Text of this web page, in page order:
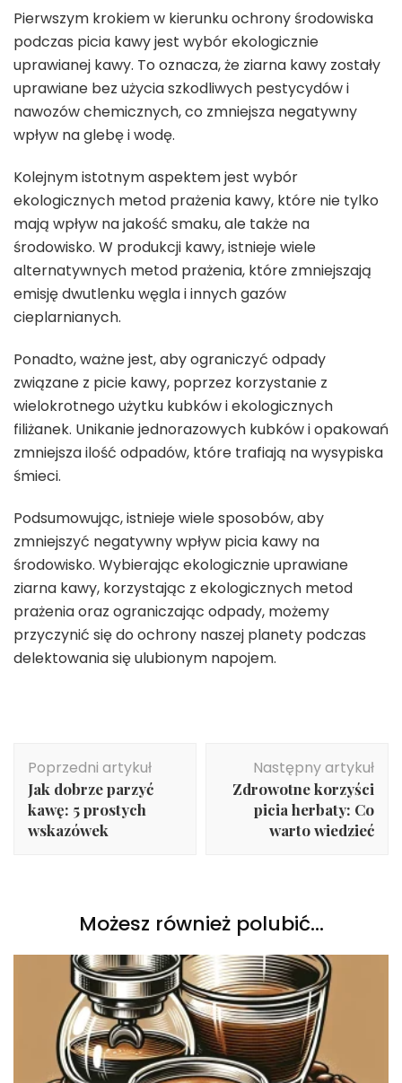
Pierwszym krokiem w kierunku ochrony środowiska
podczas picia kawy jest wybór ekologicznie
uprawianej kawy. To oznacza, że ziarna kawy zostały
uprawiane bez użycia szkodliwych pestycydów i
nawozów chemicznych, co zmniejsza negatywny
wpływ na glebę i wodę.
Kolejnym istotnym aspektem jest wybór
ekologicznych metod prażenia kawy, które nie tylko
mają wpływ na jakość smaku, ale także na
środowisko. W produkcji kawy, istnieje wiele
alternatywnych metod prażenia, które zmniejszają
emisję dwutlenku węgla i innych gazów
cieplarnianych.
Ponadto, ważne jest, aby ograniczyć odpady
związane z picie kawy, poprzez korzystanie z
wielokrotnego użytku kubków i ekologicznych
filiżanek. Unikanie jednorazowych kubków i opakowań
zmniejsza ilość odpadów, które trafiają na wysypiska
śmieci.
Podsumowując, istnieje wiele sposobów, aby
zmniejszyć negatywny wpływ picia kawy na
środowisko. Wybierając ekologicznie uprawiane
ziarna kawy, korzystając z ekologicznych metod
prażenia oraz ograniczając odpady, możemy
przyczynić się do ochrony naszej planety podczas
delektowania się ulubionym napojem.
wpisu
Poprzedni artykuł
Jak dobrze parzyć
kawę: 5 prostych
wskazówek
Następny artykuł
Zdrowotne korzyści
picia herbaty: Co
warto wiedzieć
Możesz również polubić…